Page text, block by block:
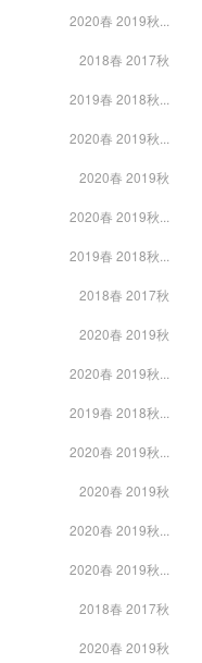
2020春 2019秋...
2018春 2017秋
2019春 2018秋...
2020春 2019秋...
2020春 2019秋
2020春 2019秋...
2019春 2018秋...
2018春 2017秋
2020春 2019秋
2020春 2019秋...
2019春 2018秋...
2020春 2019秋...
2020春 2019秋
2020春 2019秋...
2020春 2019秋...
2018春 2017秋
2020春 2019秋